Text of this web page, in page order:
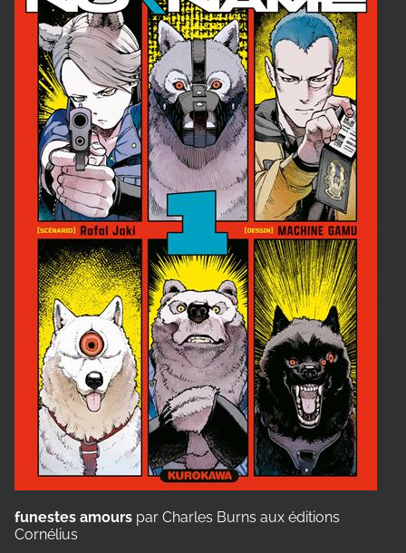
funestes amours par Charles Burns aux éditions
Cornélius